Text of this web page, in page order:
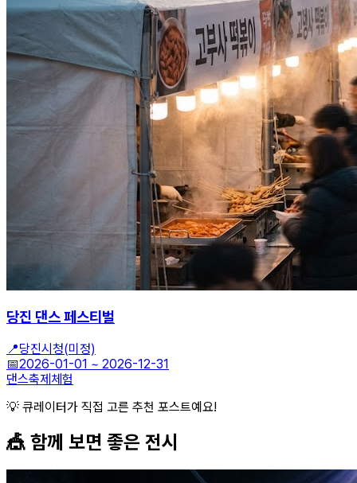
당진 댄스 페스티벌
📍당진시청(미정)
📅2026-01-01 ~ 2026-12-31
댄스축제체험
💡 큐레이터가 직접 고른 추천 포스트예요!
🎪 함께 보면 좋은 전시